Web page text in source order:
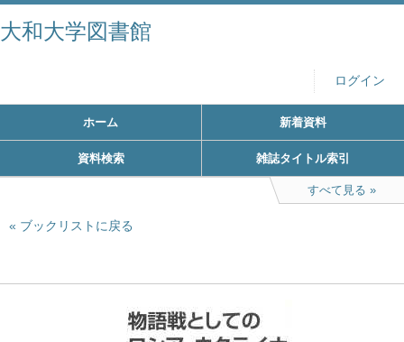
大和大学図書館
ログイン
ホーム 新着資料
資料検索 雑誌タイトル索引
すべて見る
ブックリストに戻る